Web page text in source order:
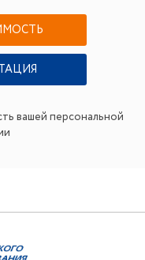
вашей персональной